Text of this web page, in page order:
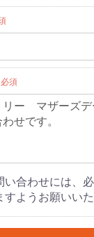
必須
合わせには、
ようお願いいた